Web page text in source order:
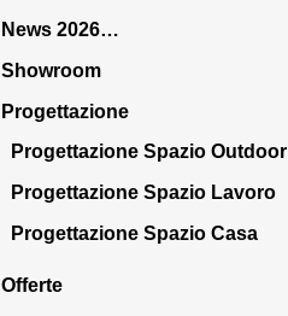
News 2026…
Showroom
Progettazione
Progettazione Spazio Outdoor
Progettazione Spazio Lavoro
Progettazione Spazio Casa
Offerte